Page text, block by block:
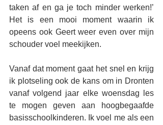
taken af en ga je toch minder werken!’
Het is een mooi moment waarin ik
opeens ook Geert weer even over mijn
schouder voel meekijken.
Vanaf dat moment gaat het snel en krijg
ik plotseling ook de kans om in Dronten
vanaf volgend jaar elke woensdag les
te mogen geven aan hoogbegaafde
basisschoolkinderen. Ik voel me als een